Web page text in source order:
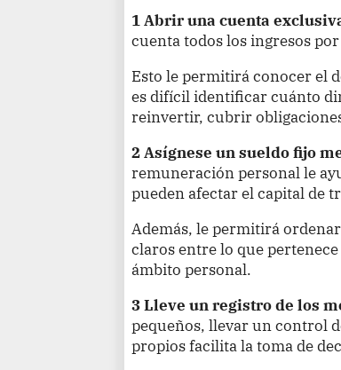
1 Abrir una cuenta
cuenta todos los ingresos
Esto le permitirá conocer el
es difícil identificar cuánto
reinvertir, cubrir
2 Asígnese un sueldo fijo
remuneración personal le
pueden afectar el capital de
Además, le permitirá
claros entre lo que
ámbito personal.
3 Lleve un registro de los
pequeños, llevar un control
propios facilita la toma de